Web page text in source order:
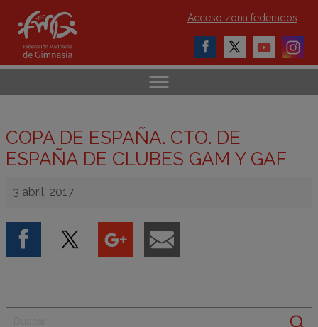
Acceso zona federados
COPA DE ESPAÑA. CTO. DE
ESPAÑA DE CLUBES GAM Y GAF
3 abril, 2017